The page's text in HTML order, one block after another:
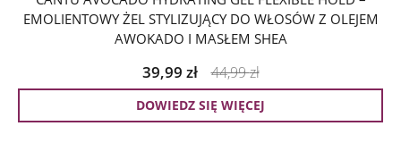
EMOLIENTOWY ŻEL STYLIZUJĄCY DO WŁOSÓW Z OLEJEM
AWOKADO I MASŁEM SHEA
39,99 zł 44,99zł
DOWIEDZ SIĘ WIĘCEJ